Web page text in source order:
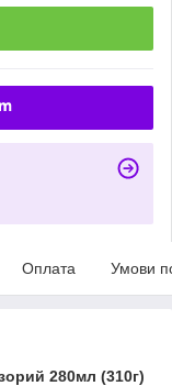
Оплата Умови
280мл (310г)